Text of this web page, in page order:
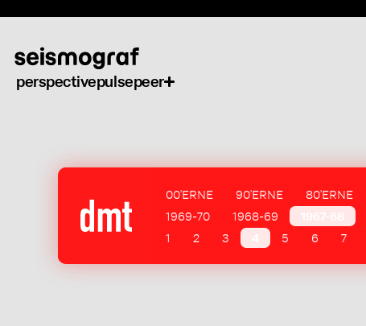
perspectivepulsepeer
00'ERNE 90'ERNE 80'ERNE
1969-70
1968-69
1
2 3 5 6 7